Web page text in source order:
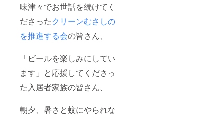
味津々でお世話を続けてく
ださったクリーンむさしの
を推進する会の皆さん、
「ビールを楽しみにしてい
ます」と応援してくださっ
た入居者家族の皆さん、
朝夕、暑さと蚊にやられな